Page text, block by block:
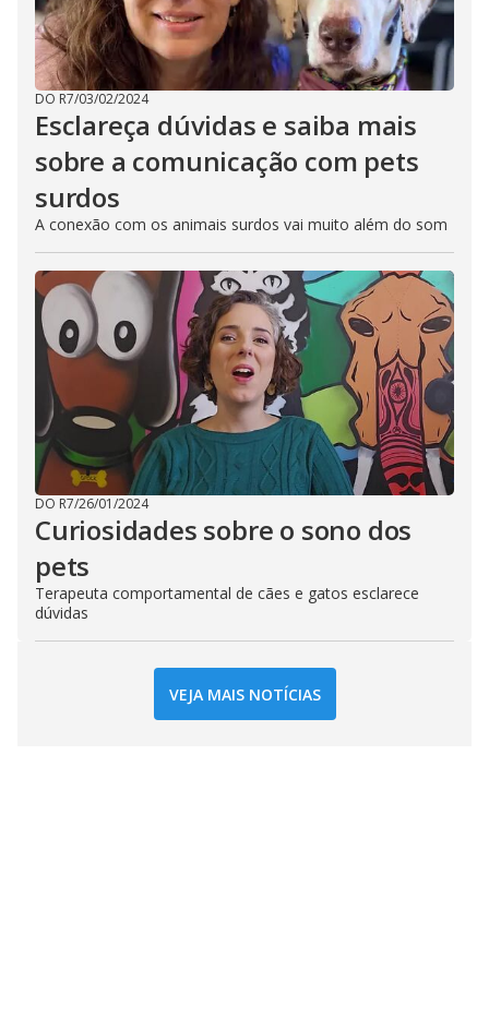
DO R7/03/02/2024
Esclareça dúvidas e saiba mais
sobre a comunicação com pets
surdos
A conexão com os animais surdos vai muito além do som
DO R7/26/01/2024
Curiosidades sobre o sono dos
pets
Terapeuta comportamental de cães e gatos esclarece
dúvidas
VEJA MAIS NOTÍCIAS